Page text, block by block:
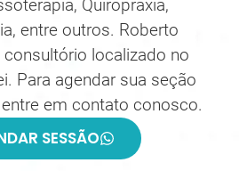
Quiropraxia,
entre outros. Roberto
localizado no
Para agendar sua seção
em contato conosco.
SESSÃO